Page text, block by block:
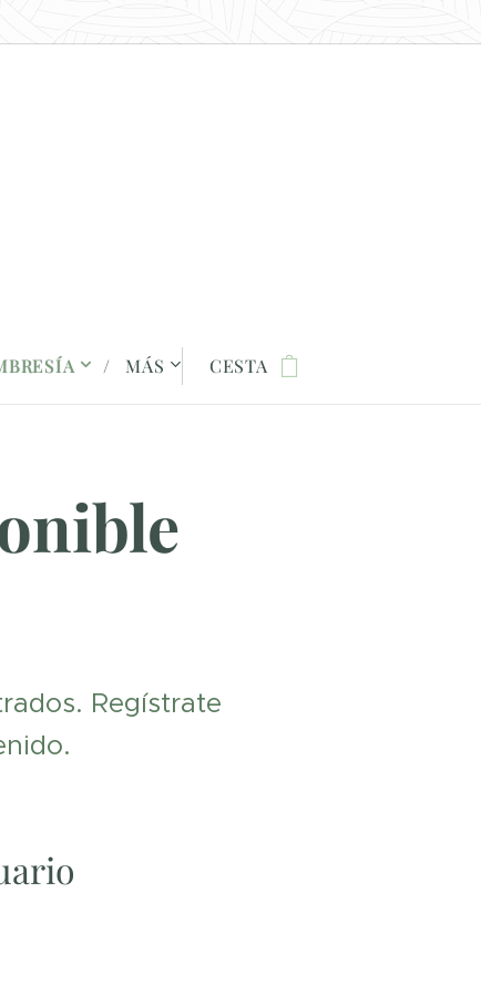
MÁS CESTA
Regístrate